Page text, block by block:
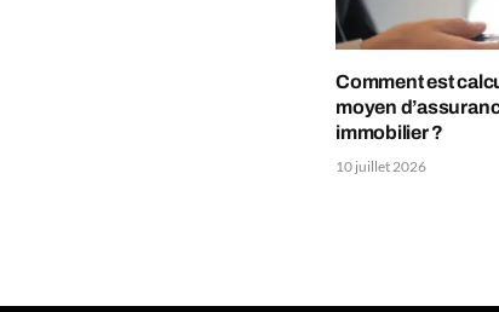
Comment est
moyen
immobilier ?
10 juillet 2026